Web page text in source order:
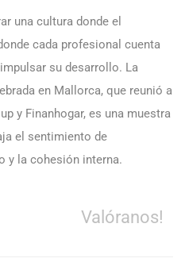
una cultura donde el
cada profesional cuenta
su desarrollo. La
en Mallorca, que reunió a
y Finanhogar, es una muestra
el sentimiento de
y la cohesión interna.
Valóranos!